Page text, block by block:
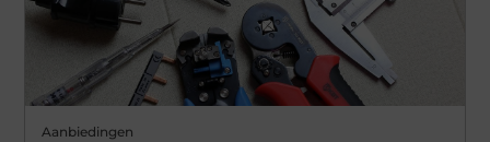
Aanbiedingen